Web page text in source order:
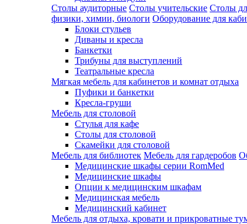
Столы аудиторные Столы учительские Столы
физики, химии, биологи Оборудование для
Блоки стульев
Диваны и кресла
Банкетки
Трибуны для выступлений
Театральные кресла
Мягкая мебель для кабинетов и комнат отдыха
Пуфики и банкетки
Кресла-груши
Мебель для столовой
Cтулья для кафе
Cтолы для столовой
Скамейки для столовой
Мебель для библиотек Мебель для гардеробов
Медицинские шкафы серии RomMed
Медицинские шкафы
Опции к медицинским шкафам
Медицинская мебель
Медицинский кабинет
Мебель для отдыха, кровати и прикроватные